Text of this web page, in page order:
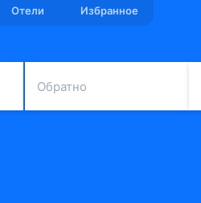
Отели Избранное
Обратно